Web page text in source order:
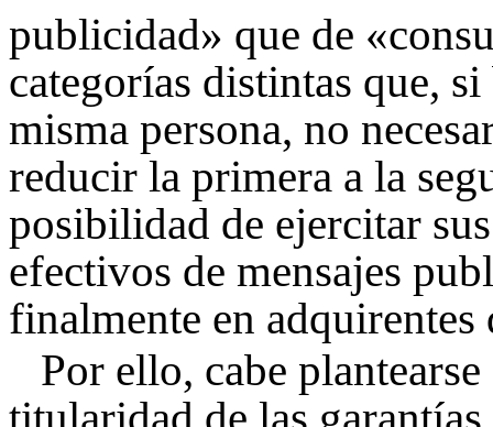
publicidad» que de
categorías distintas que,
misma persona, no
reducir la primera a la
posibilidad de ejercitar
efectivos de mensajes
finalmente en adquirentes
Por ello, cabe